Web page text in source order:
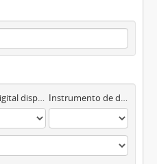
Objeto digital disponibles Instrumento de descripción